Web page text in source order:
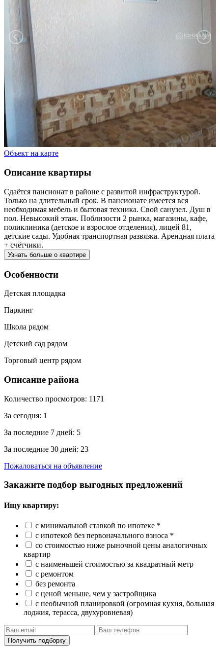
Объект на карте
Описание квартиры
Сдаётся пансионат в районе с развитой инфраструктурой.
Только на длительный срок. В пансионате имеется вся
необходимая мебель и бытовая техника. Свой санузел. Душ в
пол. Невысокий этаж. Поблизости 2 рынка, магазины, кафе,
поликлиника (детское и взрослое отделения), лицей 81,
детские сады. Удобная транспортная развязка. Арендная плата
+ счётчики.
Узнать больше о квартире
Особенности
Детская площадка
Паркинг
Школа рядом
Детский сад рядом
Торговый центр рядом
Описание района
Количество просмотров: 1171
За сегодня: 1
За последние 7 дней: 5
За последние 30 дней: 23
Пожаловаться на объявление
Закажите подбор выгодных предложений
Ищу квартиру:
с минимальной ставкой по ипотеке *
с ипотекой без первоначального взноса *
со стоимостью ниже рыночной цены аналогичных
квартир
с наименьшей стоимостью за квадратный метр
с ремонтом
без ремонта
с ценой меньше, чем у застройщика
с необычной планировкой (огромная кухня, большая
лоджия, терасса, двухуровневая)
Получить подборку